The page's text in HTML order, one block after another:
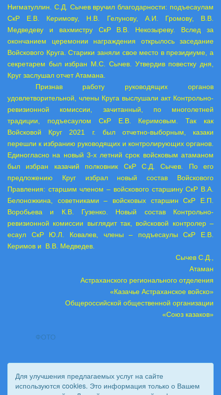
Нигматуллин. С.Д. Сычев вручил благодарности: подъесаулам
СкР Е.В. Керимову, Н.В. Гелунову, А.И. Громову, В.В.
Медведеву и вахмистру СкР В.В. Некозыреву. Вслед за
окончанием церемонии награждения открылось заседание
Войскового Круга. Старики заняли свое место в президиуме, а
секретарем был избран М.С. Сычев. Утвердив повестку дня,
Круг заслушал отчет Атамана.
Признав работу руководящих органов
удовлетворительной, члены Круга выслушали акт Контрольно-
ревизионной комиссии, зачитанный, по многолетней
традиции, подъесаулом СкР Е.В. Керимовым. Так как
Войсковой Круг 2021 г. был отчетно-выборным, казаки
перешли к избранию руководящих и контролирующих органов.
Единогласно на новый 3-х летний срок войсковым атаманом
был избран казачий полковник СкР С.Д. Сычев. По его
предложению Круг избрал новый состав Войскового
Правления: старшим членом – войскового старшину СкР В.А.
Белоножкина, советниками – войсковых старшин СкР Е.П.
Воробьева и К.В. Гузенко. Новый состав Контрольно-
ревизионной комиссии выглядит так, войсковой контролер –
есаул СкР Ю.Л. Ковалев, члены – подъесаулы СкР Е.В.
Керимов и
В.В. Медведев.
Сычев С.Д.,
Атаман
Астраханского регионального отделения
«Казачье Астраханское войско»
Общероссийской общественной организации
«Союз казаков»
ФОТО
Для улучшения предлагаемых услуг на сайте
используются cookies. Это информация только о Вашем